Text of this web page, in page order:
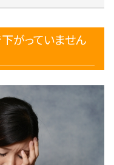
がっていません